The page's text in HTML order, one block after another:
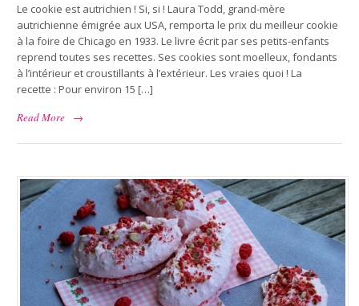
Le cookie est autrichien ! Si, si ! Laura Todd, grand-mère
autrichienne émigrée aux USA, remporta le prix du meilleur cookie
à la foire de Chicago en 1933. Le livre écrit par ses petits-enfants
reprend toutes ses recettes. Ses cookies sont moelleux, fondants
à l’intérieur et croustillants à l’extérieur. Les vraies quoi ! La
recette : Pour environ 15 […]
Read More
→